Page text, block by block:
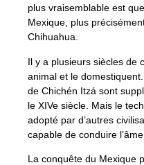
plus vraisemblable est
Mexique, plus
Chihuahua.
Il y a plusieurs siècles de
animal et le
de Chichén Itzá sont
le XIVe siècle. Mais le
adopté par d’autres
capable de conduire
La conquête du Mexique